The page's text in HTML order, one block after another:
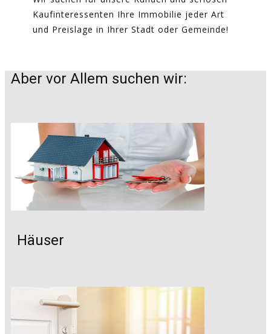
Kaufinteressenten Ihre Immobilie jeder Art
und Preislage in Ihrer Stadt oder Gemeinde!
Aber vor Allem suchen wir:
Häuser